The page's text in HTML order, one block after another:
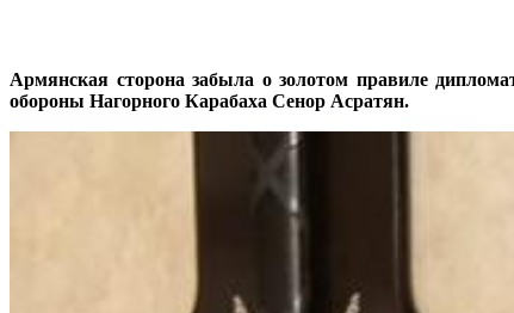
Армянская сторона забыла о золотом правиле
обороны Нагорного Карабаха Сенор Асратян.